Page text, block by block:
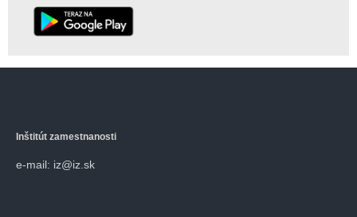
Inštitút zamestnanosti
e-mail: iz@iz.sk